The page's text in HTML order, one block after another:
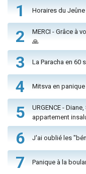
1 Horaires du
2
MERCI - Grâce à
🙏
3 La Paracha en 60
4 Mitsva en panique
5
URGENCE -
appartement
6 J'ai oublié les
7 Panique à la